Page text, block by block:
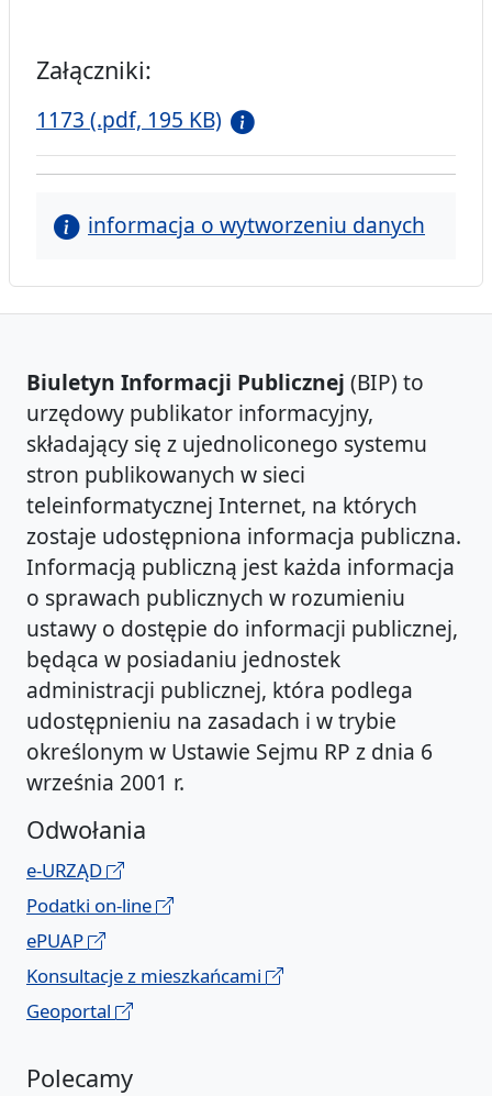
Załączniki:
1173 (.pdf, 195 KB)
informacja o wytworzeniu danych
Biuletyn Informacji Publicznej (BIP) to
urzędowy publikator informacyjny,
składający się z ujednoliconego systemu
stron publikowanych w sieci
teleinformatycznej Internet, na których
zostaje udostępniona informacja publiczna.
Informacją publiczną jest każda informacja
o sprawach publicznych w rozumieniu
ustawy o dostępie do informacji publicznej,
będąca w posiadaniu jednostek
administracji publicznej, która podlega
udostępnieniu na zasadach i w trybie
określonym w Ustawie Sejmu RP z dnia 6
września 2001 r.
Odwołania
e-URZĄD
Podatki on-line
ePUAP
Konsultacje z mieszkańcami
Geoportal
Polecamy